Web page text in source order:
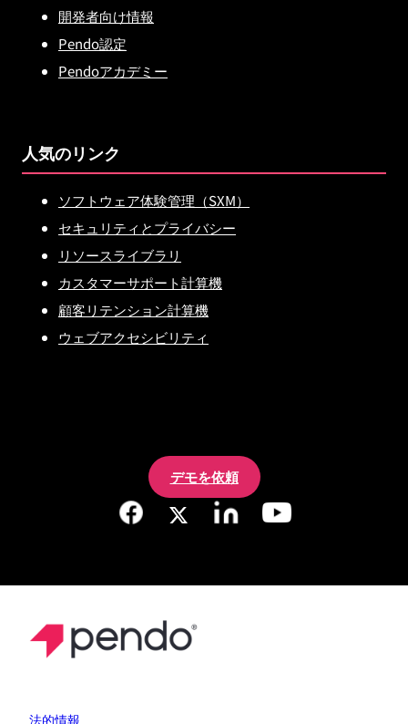
開発者向け情報
Pendo認定
Pendoアカデミー
人気のリンク
ソフトウェア体験管理（SXM）
セキュリティとプライバシー
リソースライブラリ
カスタマーサポート計算機
顧客リテンション計算機
ウェブアクセシビリティ
デモを依頼
法的情報